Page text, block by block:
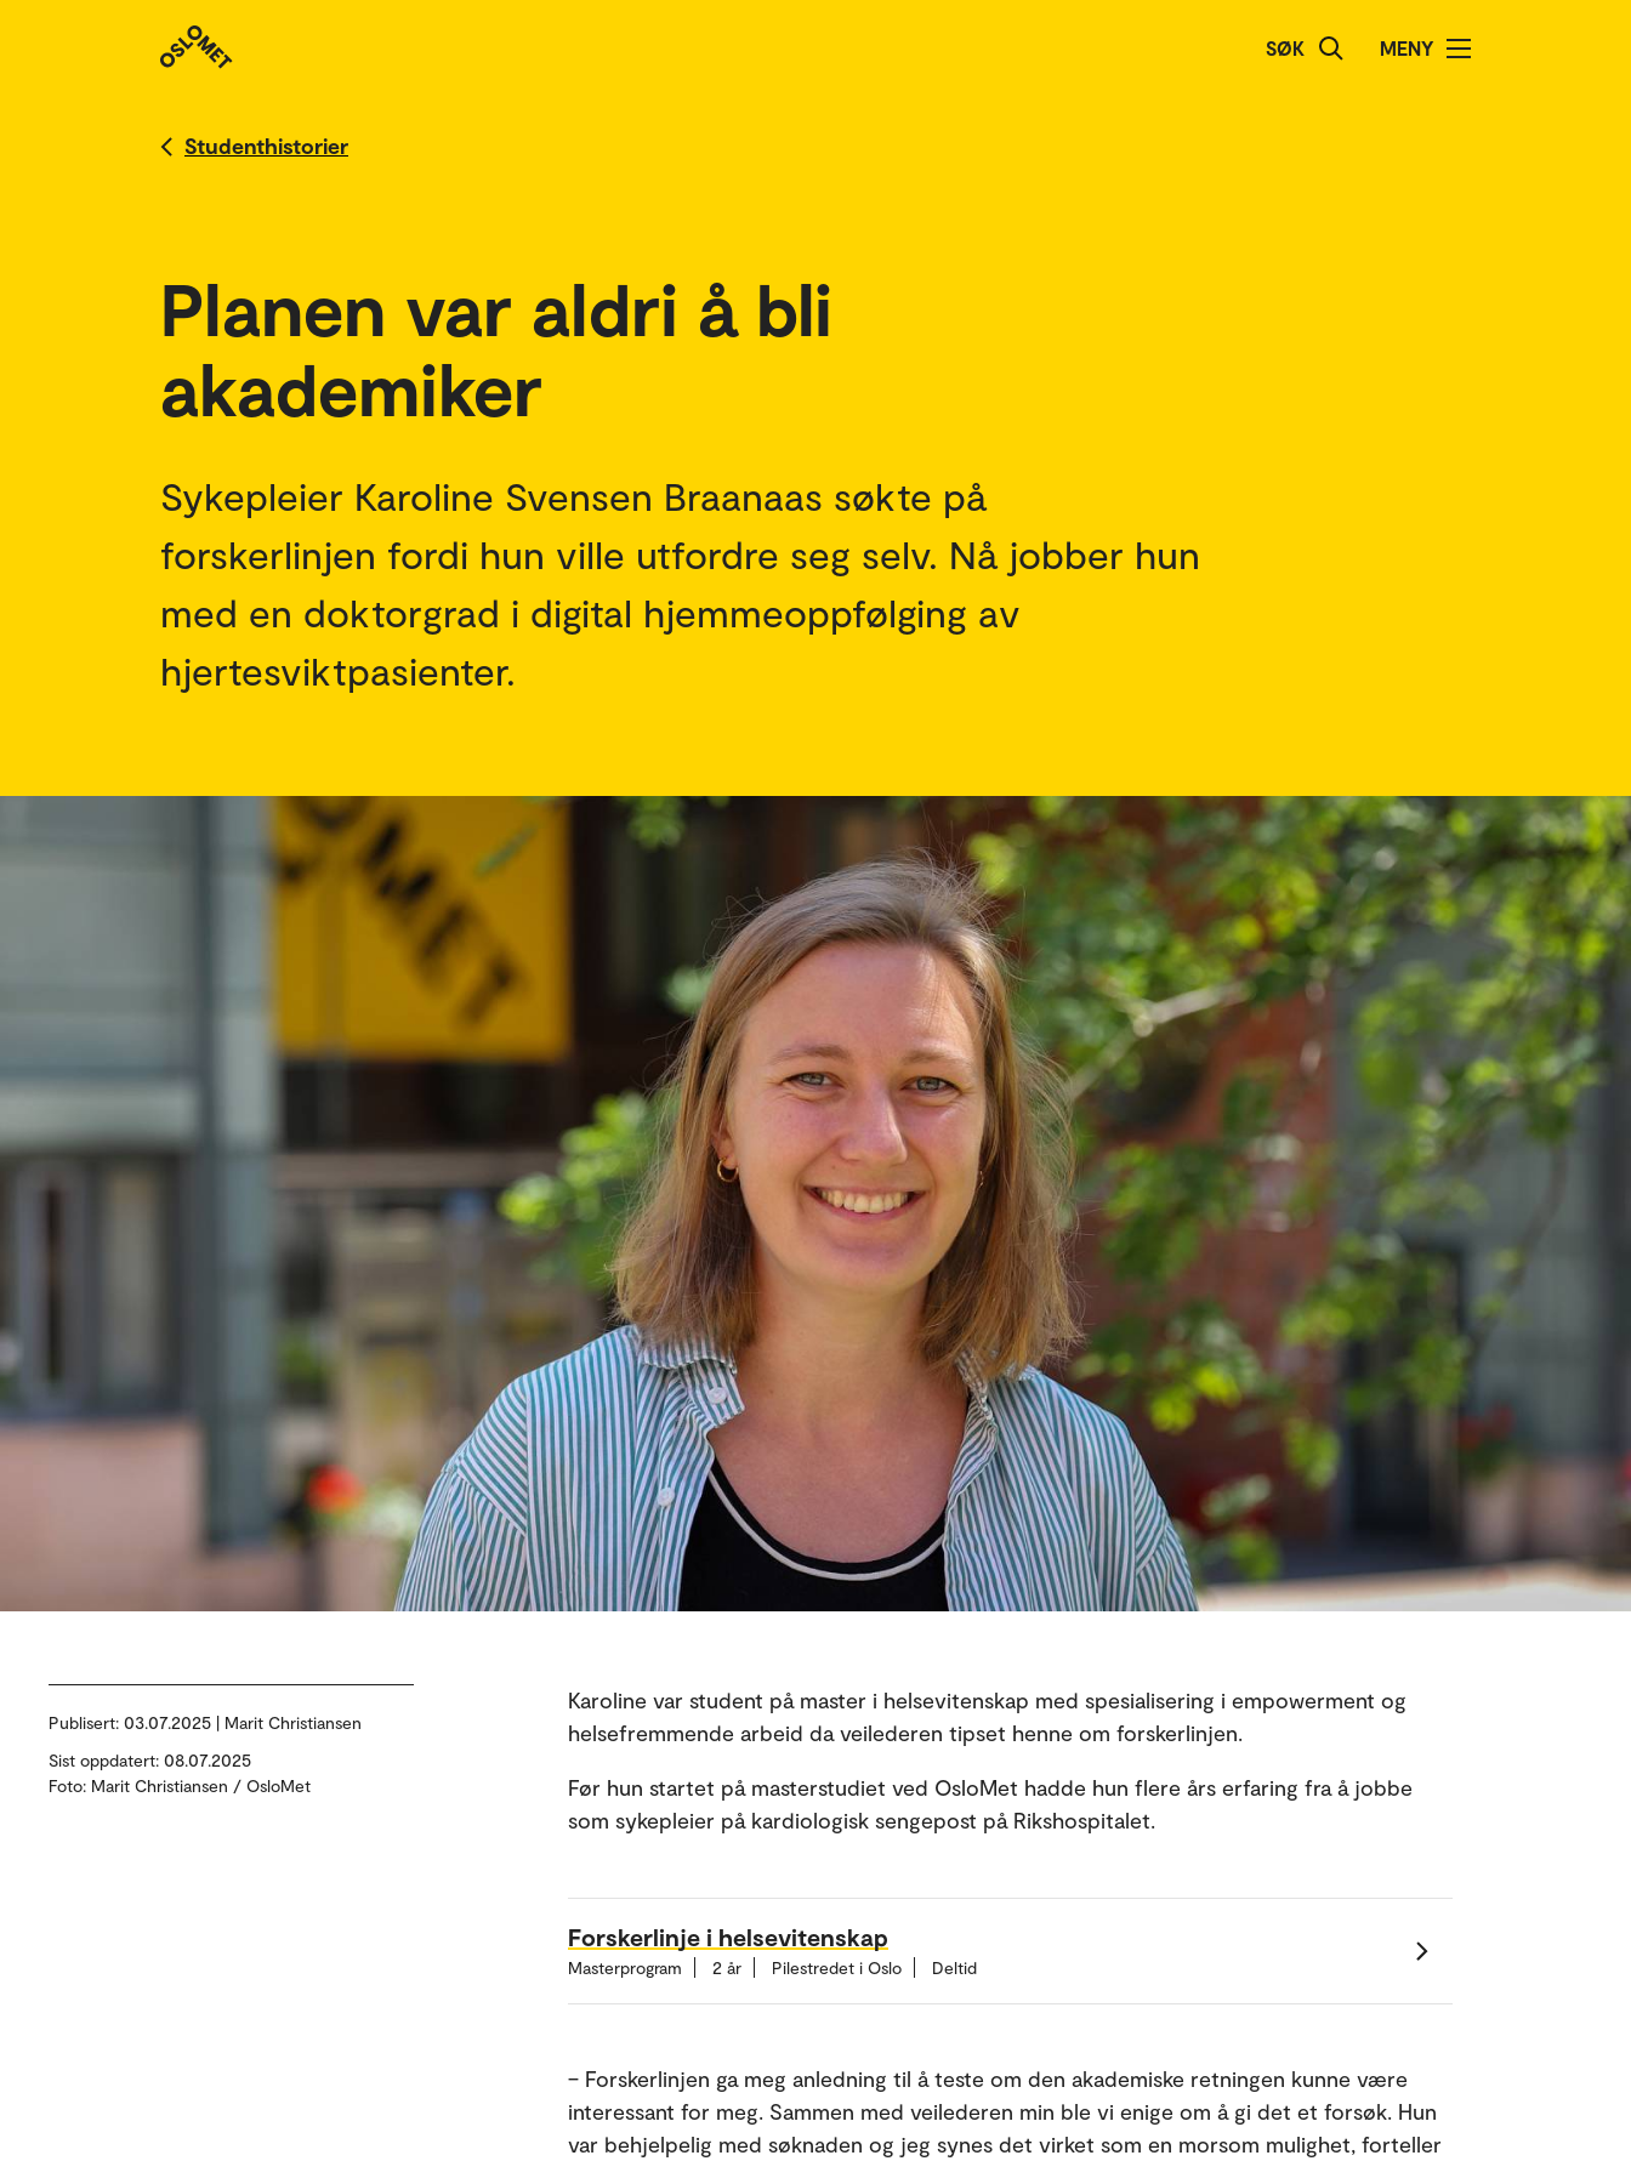
SØK MENY
Studenthistorier
Planen var aldri å bli
akademiker
Sykepleier Karoline Svensen Braanaas søkte på
forskerlinjen fordi hun ville utfordre seg selv. Nå jobber hun
med en doktorgrad i digital hjemmeoppfølging av
hjertesviktpasienter.
Publisert: 03.07.2025 | Marit Christiansen
Sist oppdatert: 08.07.2025
Foto: Marit Christiansen / OsloMet
Karoline var student på master i helsevitenskap med spesialisering i empowerment og
helsefremmende arbeid da veilederen tipset henne om forskerlinjen.
Før hun startet på masterstudiet ved OsloMet hadde hun flere års erfaring fra å jobbe
som sykepleier på kardiologisk sengepost på Rikshospitalet.
Forskerlinje i helsevitenskap
Masterprogram 2 år Pilestredet i Oslo Deltid
– Forskerlinjen ga meg anledning til å teste om den akademiske retningen kunne være
interessant for meg. Sammen med veilederen min ble vi enige om å gi det et forsøk. Hun
var behjelpelig med søknaden og jeg synes det virket som en morsom mulighet, forteller